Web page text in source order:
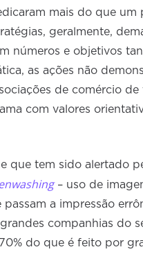
mais do que
geralmente,
números e objetivos
as ações não
de comércio
com valores
que tem sido alertado
– uso de
a impressão
companhias do
do que é feito por